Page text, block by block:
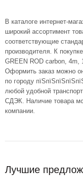
В каталоге интернет-
широкий ассортимент
соответствующие
производителя. К
GREEN ROD carbon, 4m,
Оформить заказ можно
по городу
любой удобной
СДЭК. Наличие товара
компании.
Лучшие